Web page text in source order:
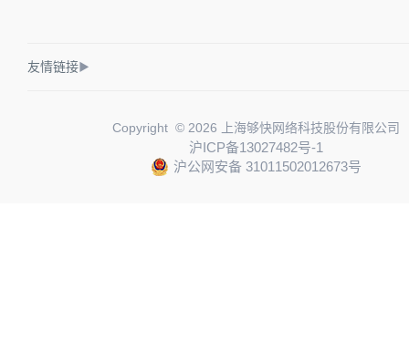
友情链接▶
Copyright © 2026 上海够快网络科技股份有限公司
沪ICP备13027482号-1
沪公网安备 31011502012673号